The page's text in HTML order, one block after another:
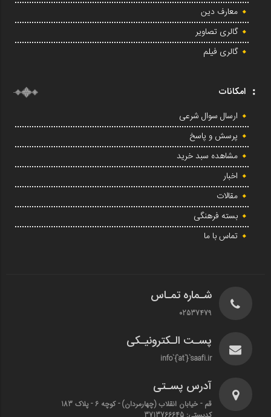
معارف دین
گالری تصاویر
گالری فیلم
امکانات
ارسال سوال شرعی
پرسش و پاسخ
مشاهده سبد خرید
اخبار
مقالات
بسته فرهنگی
تماس با ما
شـماره تمـاس
02537479
پسـت الـکترونیـکی
info`{`at`}`saafi.ir
آدرس پسـتی
قم - خیابان انقلاب (چهارمردان)‌ - کوچه 6 - پلاک 183
کدپستی: 3713766645